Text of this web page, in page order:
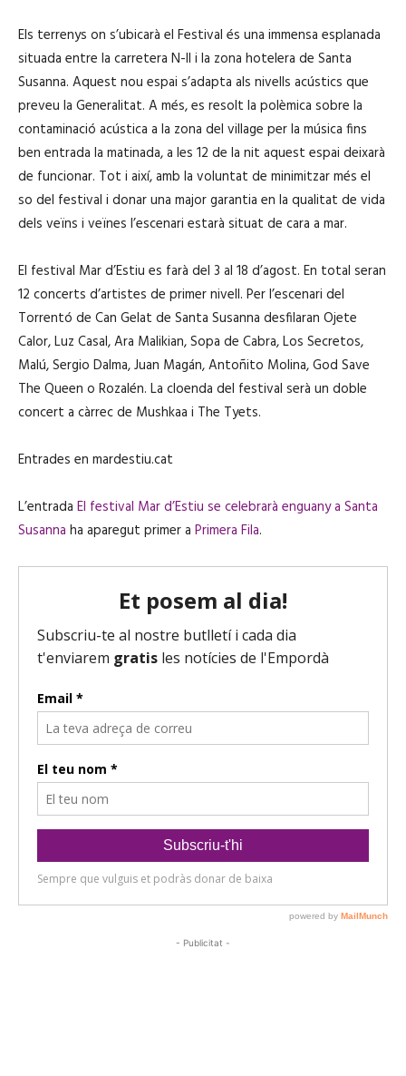
Els terrenys on s’ubicarà el Festival és una immensa esplanada
situada entre la carretera N-II i la zona hotelera de Santa
Susanna. Aquest nou espai s’adapta als nivells acústics que
preveu la Generalitat. A més, es resolt la polèmica sobre la
contaminació acústica a la zona del village per la música fins
ben entrada la matinada, a les 12 de la nit aquest espai deixarà
de funcionar. Tot i així, amb la voluntat de minimitzar més el
so del festival i donar una major garantia en la qualitat de vida
dels veïns i veïnes l’escenari estarà situat de cara a mar.
El festival Mar d’Estiu es farà del 3 al 18 d’agost. En total seran
12 concerts d’artistes de primer nivell. Per l’escenari del
Torrentó de Can Gelat de Santa Susanna desfilaran Ojete
Calor, Luz Casal, Ara Malikian, Sopa de Cabra, Los Secretos,
Malú, Sergio Dalma, Juan Magán, Antoñito Molina, God Save
The Queen o Rozalén. La cloenda del festival serà un doble
concert a càrrec de Mushkaa i The Tyets.
Entrades en mardestiu.cat
L’entrada El festival Mar d’Estiu se celebrarà enguany a Santa
Susanna ha aparegut primer a Primera Fila.
- Publicitat -